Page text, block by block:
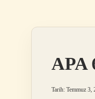
APA
Tarih: Temmuz 3,